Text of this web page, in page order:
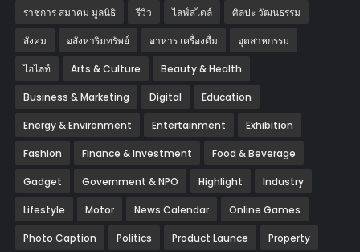
ราชการ สมาคม มูลนิธิ รีวิว ไลฟ์สไตล์ ศิลปะ วัฒนธรรม
สังคม อสังหาริมทรัพย์ อาหาร เครื่องดื่ม อุตสาหกรรม
ไฮไลท์ Arts & Culture Beauty & Health
Business & Marketing Digital Education
Energy & Environment Entertainment Exhibition
Fashion Finance & Investment Food & Beverage
Gadget Government & NPO Highlight Industry
Lifestyle Motor News Calendar Online Games
Photo Caption Politics Product Launce Property